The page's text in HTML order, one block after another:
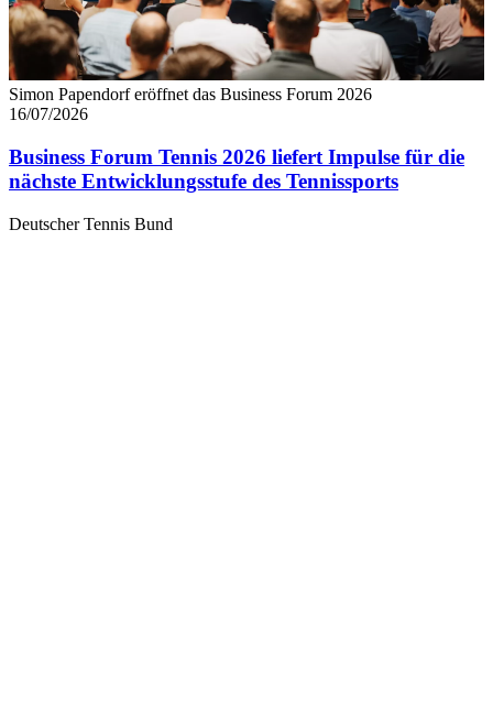
Simon Papendorf eröffnet das Business Forum 2026
16/07/2026
Business Forum Tennis 2026 liefert Impulse für die
nächste Entwicklungsstufe des Tennissports
Deutscher Tennis Bund